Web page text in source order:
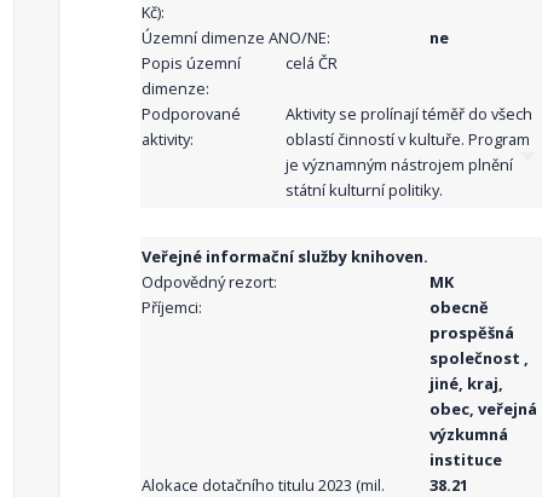
Kč):
Územní dimenze ANO/NE:
ne
Popis územní
dimenze:
celá ČR
Podporované
aktivity:
Aktivity se prolínají téměř do všech
oblastí činností v kultuře. Program
je významným nástrojem plnění
státní kulturní politiky.
Veřejné informační služby knihoven.
Odpovědný rezort:
MK
Příjemci:
obecně
prospěšná
společnost ,
jiné, kraj,
obec, veřejná
výzkumná
instituce
Alokace dotačního titulu 2023 (mil.
38.21